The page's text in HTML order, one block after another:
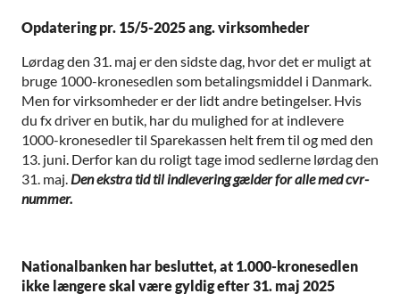
Opdatering pr. 15/5-2025 ang. virksomheder
Lørdag den 31. maj er den sidste dag, hvor det er muligt at
bruge 1000-kronesedlen som betalingsmiddel i Danmark.
Men for virksomheder er der lidt andre betingelser. Hvis
du fx driver en butik, har du mulighed for at indlevere
1000-kronesedler til Sparekassen helt frem til og med den
13. juni. Derfor kan du roligt tage imod sedlerne lørdag den
31. maj. Den ekstra tid til indlevering gælder for alle med cvr-
nummer.
Nationalbanken har besluttet, at 1.000-kronesedlen
ikke længere skal være gyldig efter 31. maj 2025